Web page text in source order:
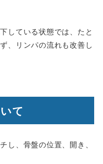
している状態では、たと
、リンパの流れも改善し
て
し、骨盤の位置、開き、